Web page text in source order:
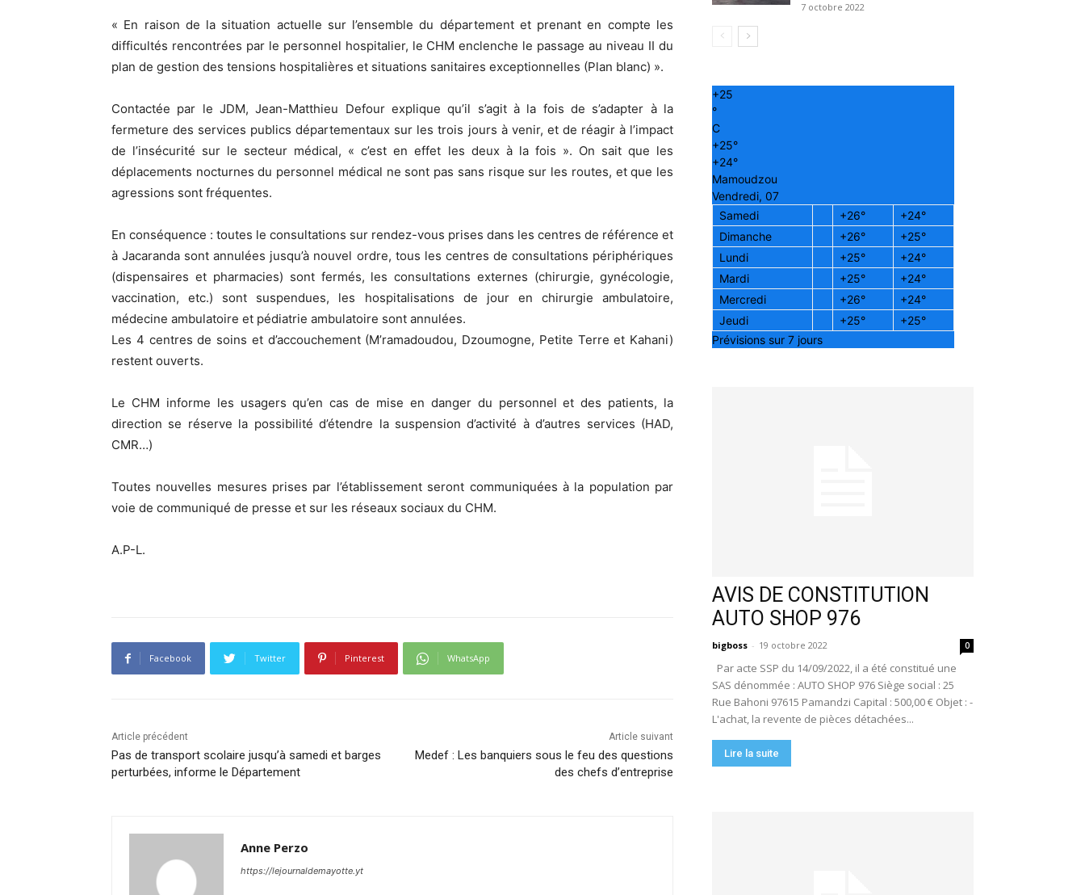
« En raison de la situation actuelle sur l’ensemble du département et prenant en compte les
difficultés rencontrées par le personnel hospitalier, le CHM enclenche le passage au niveau II du
plan de gestion des tensions hospitalières et situations sanitaires exceptionnelles (Plan blanc) ».
Contactée par le JDM, Jean-Matthieu Defour explique qu’il s’agit à la fois de s’adapter à la
fermeture des services publics départementaux sur les trois jours à venir, et de réagir à l’impact
de l’insécurité sur le secteur médical, « c’est en effet les deux à la fois ». On sait que les
déplacements nocturnes du personnel médical ne sont pas sans risque sur les routes, et que les
agressions sont fréquentes.
En conséquence : toutes le consultations sur rendez-vous prises dans les centres de référence et
à Jacaranda sont annulées jusqu’à nouvel ordre, tous les centres de consultations périphériques
(dispensaires et pharmacies) sont fermés, les consultations externes (chirurgie, gynécologie,
vaccination, etc.) sont suspendues, les hospitalisations de jour en chirurgie ambulatoire,
médecine ambulatoire et pédiatrie ambulatoire sont annulées.
Les 4 centres de soins et d’accouchement (M’ramadoudou, Dzoumogne, Petite Terre et Kahani)
restent ouverts.
Le CHM informe les usagers qu’en cas de mise en danger du personnel et des patients, la
direction se réserve la possibilité d’étendre la suspension d’activité à d’autres services (HAD,
CMR…)
Toutes nouvelles mesures prises par l’établissement seront communiquées à la population par
voie de communiqué de presse et sur les réseaux sociaux du CHM.
A.P-L.
Facebook Twitter Pinterest WhatsApp
Article précédent
Pas de transport scolaire jusqu’à samedi et barges
perturbées, informe le Département
Article suivant
Medef : Les banquiers sous le feu des questions
des chefs d’entreprise
Anne Perzo
https://lejournaldemayotte.yt
7 octobre 2022
+25
°
C
+25°
+24°
Mamoudzou
Vendredi, 07
Samedi
+26° +24°
Dimanche
+26° +25°
Lundi
+25° +24°
Mardi
+25° +24°
Mercredi
+26° +24°
Jeudi
+25° +25°
Prévisions sur 7 jours
AVIS DE CONSTITUTION
AUTO SHOP 976
bigboss - 19 octobre 2022 0
Par acte SSP du 14/09/2022, il a été constitué une
SAS dénommée : AUTO SHOP 976 Siège social : 25
Rue Bahoni 97615 Pamandzi Capital : 500,00 € Objet : -
L'achat, la revente de pièces détachées...
Lire la suite